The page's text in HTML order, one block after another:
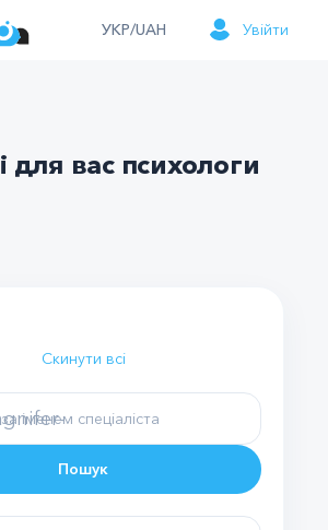
УКР/UAH Увійти
для вас психологи
Скинути всі
Пошук